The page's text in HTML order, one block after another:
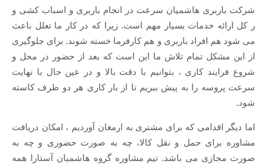
شرکت باربری هاشمیان سرعت در انجام باربری و اسباب کشی و
ر کل ارائه خدمات بسیار مهم است. زیرا که در کار ما تعلل باعث
می شود هم افراد باربری و هم کارفرما خسته شوند. برای جلوگیری
از این مشکل تمام تلاش ما این است که بعد از حضور در محل و
شروع فرایند کاری ، بتوانیم با دقت بالا و در عین حال با نهایت
سرعت پروسه را به پیش ببریم تا از بار کاری هر دو طرف کاسته
شود.
اما دیگر اقدامی که برای مشتری به ارمغان آوردیم ، امکان دریافت
مشاوره برای حمل و نقل کالا، چه به صورت حضوری و چه به
صورت مجازی می باشد. تیم مشاوره گروه هاشمیان آستارا همه